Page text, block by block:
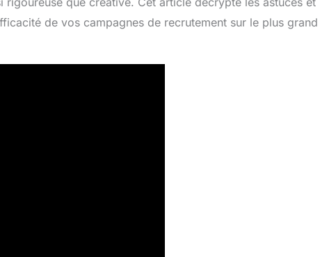
de vos campagnes de recrutement sur le plus grand